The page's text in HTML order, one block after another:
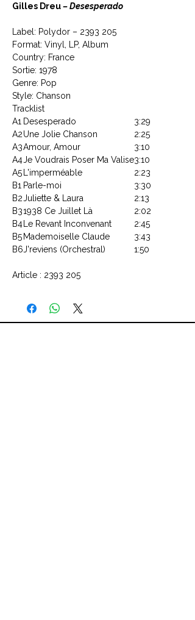
Gilles Dreu‎– Desesperado
Label: Polydor ‎– 2393 205
Format: Vinyl, LP, Album
Country: France
Sortie: 1978
Genre: Pop
Style: Chanson
Tracklist
A1 Desesperado
3:29
A2Une Jolie Chanson
2:25
A3Amour, Amour
3:10
A4Je Voudrais Poser Ma Valise3:10
A5
L'imperméable
2:23
B1 Parle-moi
3:30
B2Juliette & Laura
2:13
B31938 Ce Juillet Là
2:02
B4 Le Revant Inconvenant
2:45
B5 Mademoiselle Claude
3:43
B6J'reviens (Orchestral) 1:50
Article : 2393 205